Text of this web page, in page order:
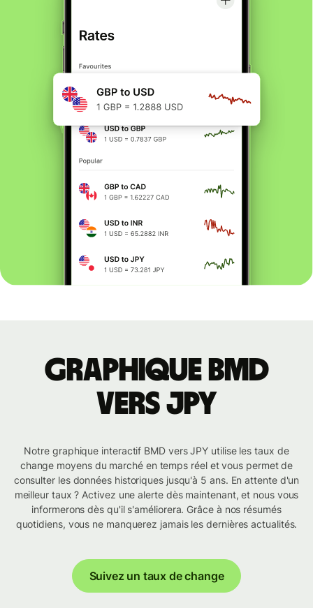
Graphique BMD
vers JPY
Notre graphique interactif BMD vers JPY utilise les taux de
change moyens du marché en temps réel et vous permet de
consulter les données historiques jusqu'à 5 ans. En attente d'un
meilleur taux ? Activez une alerte dès maintenant, et nous vous
informerons dès qu'il s'améliorera. Grâce à nos résumés
quotidiens, vous ne manquerez jamais les dernières actualités.
Suivez un taux de change